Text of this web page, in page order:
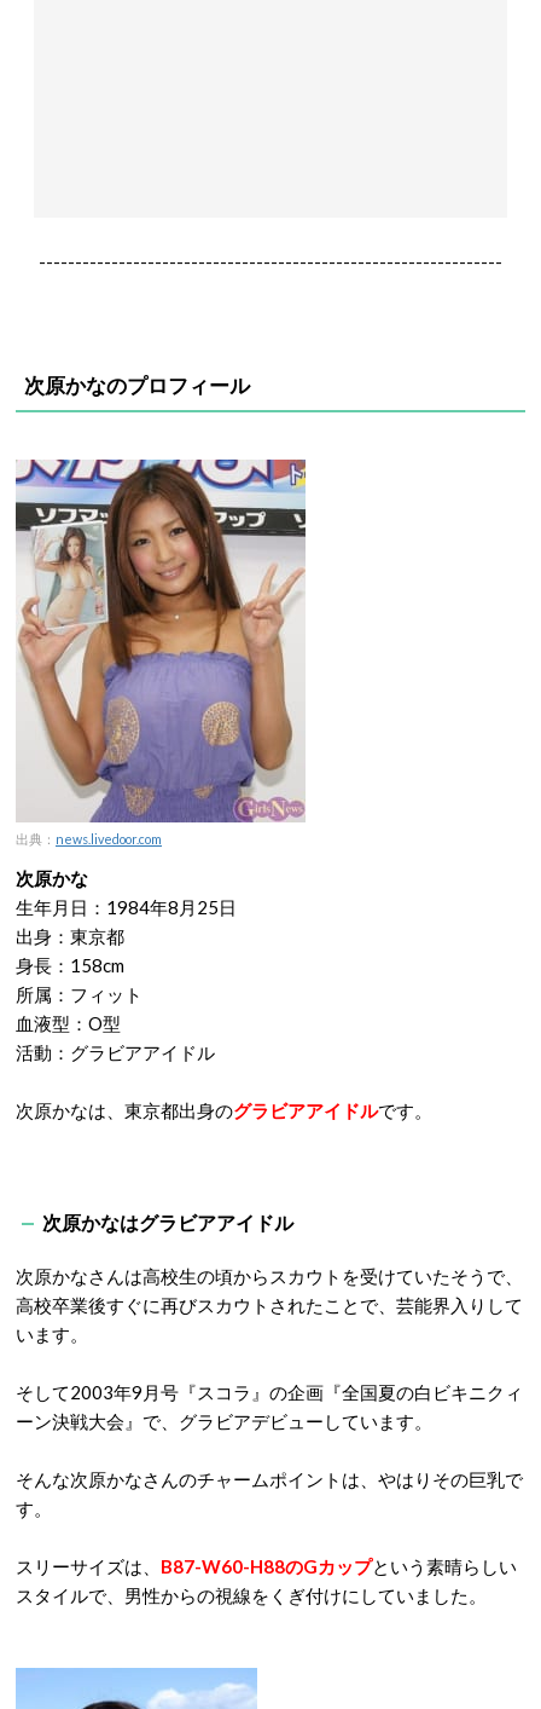
----------------------------------------------------------------
次原かなのプロフィール
出典： news.livedoor.com
次原かな
生年月日：1984年8月25日
出身：東京都
身長：158cm
所属：フィット
血液型：O型
活動：グラビアアイドル
次原かなは、東京都出身のグラビアアイドルです。
次原かなはグラビアアイドル
次原かなさんは高校生の頃からスカウトを受けていたそうで、
高校卒業後すぐに再びスカウトされたことで、芸能界入りして
います。
そして2003年9月号『スコラ』の企画『全国夏の白ビキニクィ
ーン決戦大会』で、グラビアデビューしています。
そんな次原かなさんのチャームポイントは、やはりその巨乳で
す。
スリーサイズは、 B87-W60-H88のGカップという素晴らしい
スタイルで、男性からの視線をくぎ付けにしていました。